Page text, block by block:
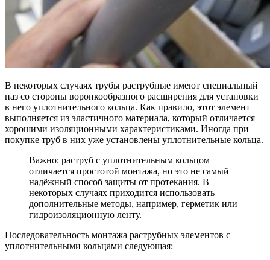
В некоторых случаях трубы раструбные имеют специальный
паз со стороны воронкообразного расширения для установки
в него уплотнительного кольца. Как правило, этот элемент
выполняется из эластичного материала, который отличается
хорошими изоляционными характеристиками. Иногда при
покупке труб в них уже установлены уплотнительные кольца.
Важно: раструб с уплотнительным кольцом
отличается простотой монтажа, но это не самый
надёжный способ защиты от протекания. В
некоторых случаях приходится использовать
дополнительные методы, например, герметик или
гидроизоляционную ленту.
Последовательность монтажа раструбных элементов с
уплотнительными кольцами следующая: